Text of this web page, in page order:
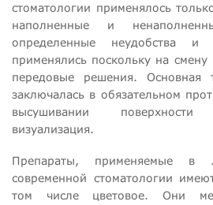
стоматологии применялось
наполненные и
определенные неудобства и
применялись поскольку на
передовые решения. Основная
заключалась в обязательном
высушивании
визуализация.
Препараты, применяемые в
современной стоматологии
том числе цветовое. Они